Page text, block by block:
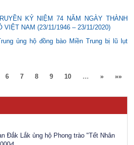
KỶ NIỆM 74 NĂM NGÀY THÀNH
VIỆT NAM (23/11/1946 – 23/11/2020)
ủng hộ đồng bào Miền Trung bị lũ lụt
6 7 8 9 10 … » »»
Ayun H’Hương giữ chức vụ Phó Giám đốc
và Xã hội
sức vì đồng bào miền bắc khắc phục
tình nguyện viên Chữ thập đỏ toàn
Đắk Lắk ủng hộ Phong trào "Tết Nhân